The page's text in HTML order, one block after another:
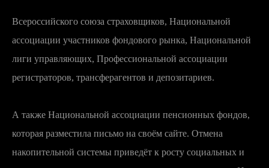
Всероссийского союза страховщиков, Национальной
ассоциации участников фондового рынка, Национальной
лиги управляющих, Профессиональной ассоциации
регистраторов, трансферагентов и депозитариев.
А также Национальной ассоциации пенсионных фондов,
которая разместила письмо на своём сайте. Отмена
накопительной системы приведёт к росту социальных и